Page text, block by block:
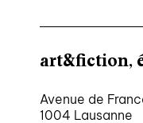
art&fiction,
Avenue de
1004 Lausanne